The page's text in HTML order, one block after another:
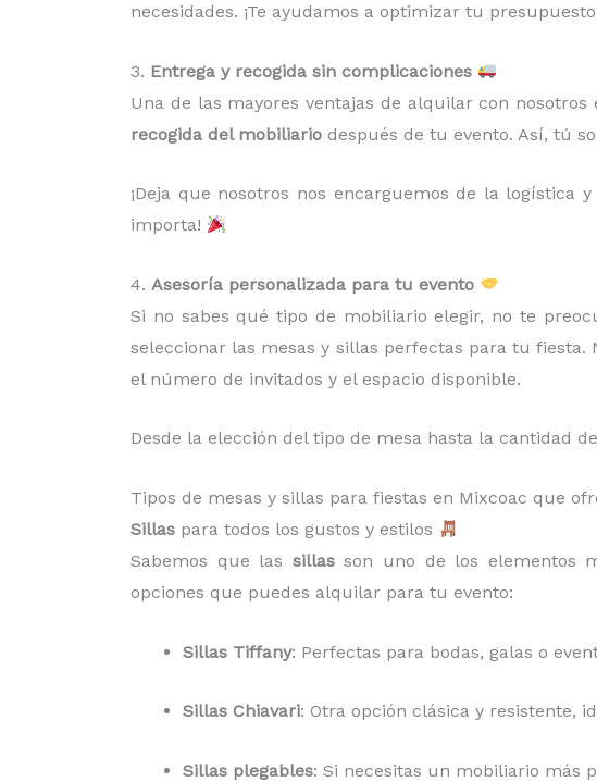
necesidades. ¡Te ayudamos a optimizar tu
3. Entrega y recogida sin complicaciones
Una de las mayores ventajas de alquilar con nosotros
recogida del mobiliario después de tu evento. Así, tú
¡Deja que nosotros nos encarguemos de la
importa!
4. Asesoría personalizada para tu evento
Si no sabes qué tipo de mobiliario elegir, no te
seleccionar las mesas y sillas perfectas para tu
el número de invitados y el espacio disponible.
Desde la elección del tipo de mesa hasta la cantidad
Tipos de mesas y sillas para fiestas en Mixcoac que
Sillas para todos los gustos y estilos
Sabemos que las sillasson uno de los elementos
opciones que puedes alquilar para tu evento:
Sillas Tiffany: Perfectas para bodas, galas o
Sillas Chiavari: Otra opción clásica y resistente,
Sillas plegables: Si necesitas un mobiliario más